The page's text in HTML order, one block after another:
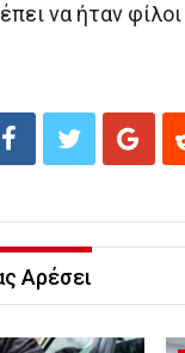
να ήταν
Αρέσει